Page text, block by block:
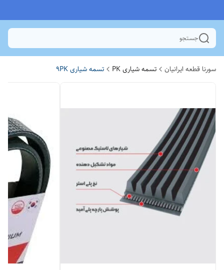
جستجو
سورنا قطعه ایرانیان تسمه شیاری PK تسمه شیاری 9PK